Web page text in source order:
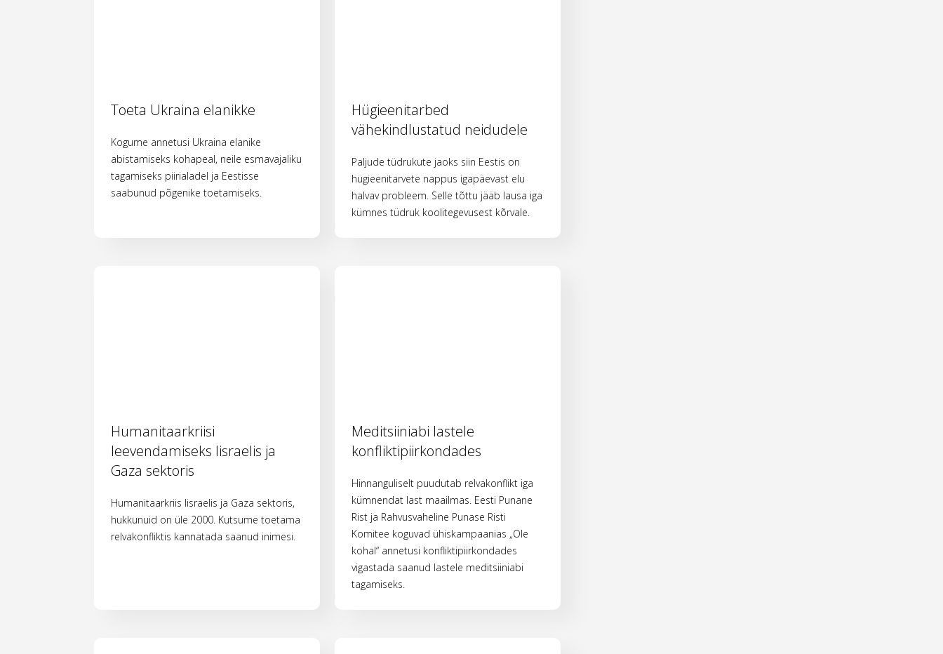
Toeta Ukraina elanikke
Kogume annetusi Ukraina elanike
abistamiseks kohapeal, neile esmavajaliku
tagamiseks piirialadel ja Eestisse
saabunud põgenike toetamiseks.
Hügieenitarbed
vähekindlustatud neidudele
Paljude tüdrukute jaoks siin Eestis on
hügieenitarvete nappus igapäevast elu
halvav probleem. Selle tõttu jääb lausa iga
kümnes tüdruk koolitegevusest kõrvale.
Humanitaarkriisi
leevendamiseks Iisraelis ja
Gaza sektoris
Humanitaarkriis Iisraelis ja Gaza sektoris,
hukkunuid on üle 2000. Kutsume toetama
relvakonfliktis kannatada saanud inimesi.
Meditsiiniabi lastele
konfliktipiirkondades
Hinnanguliselt puudutab relvakonflikt iga
kümnendat last maailmas. Eesti Punane
Rist ja Rahvusvaheline Punase Risti
Komitee koguvad ühiskampaanias „Ole
kohal“ annetusi konfliktipiirkondades
vigastada saanud lastele meditsiiniabi
tagamiseks.